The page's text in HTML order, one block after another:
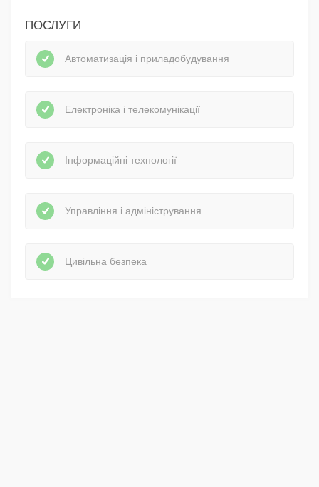
ПОСЛУГИ
Автоматизація і приладобудування
Електроніка і телекомунікації
Інформаційні технології
Управління і адміністрування
Цивільна безпека